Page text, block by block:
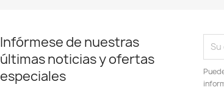
Infórmese de nuestras
últimas noticias y ofertas
especiales